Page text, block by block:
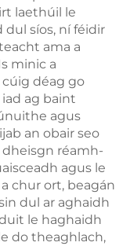
laethúil le
dul síos, ní féidir
ama a
minic a
déag go
ag baint
agus
an obair seo
dheisgn réamh-
agus le
chur ort, beagán
dul ar aghaidh
le haghaidh
do theaghlach,